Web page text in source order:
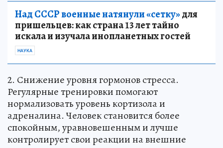
Над СССР военные натянули «сетку»для
пришельцев: как страна 13 лет тайно
искала и изучала инопланетных гостей
НАУКА
2. Снижение уровня гормонов стресса.
Регулярные тренировки помогают
нормализовать уровень кортизола и
адреналина. Человек становится более
спокойным, уравновешенным и лучше
контролирует свои реакции на внешние